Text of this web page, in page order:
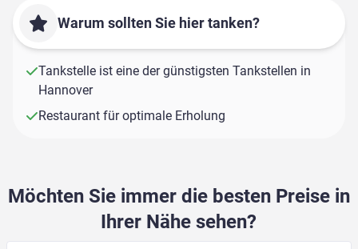
Warum sollten Sie hier tanken?
Tankstelle ist eine der günstigsten Tankstellen in
Hannover
Restaurant für optimale Erholung
Möchten Sie immer die besten Preise in
Ihrer Nähe sehen?